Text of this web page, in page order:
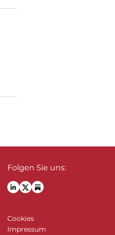
Folgen Sie uns:
Cookies
Impressum